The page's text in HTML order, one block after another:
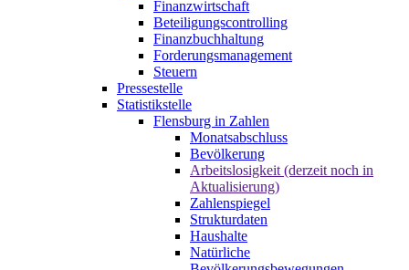
Finanzwirtschaft
Beteiligungscontrolling
Finanzbuchhaltung
Forderungsmanagement
Steuern
Pressestelle
Statistikstelle
Flensburg in Zahlen
Monatsabschluss
Bevölkerung
Arbeitslosigkeit (derzeit noch in
Aktualisierung)
Zahlenspiegel
Strukturdaten
Haushalte
Natürliche